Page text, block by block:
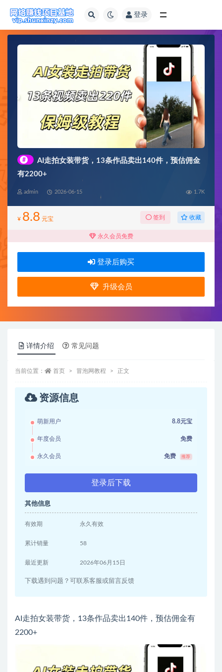
登录
#
AI走拍女装带货，13条作品卖出140件，预估佣金
有2200+
admin 2026-06-15 1.7K
¥ 8.8 元宝 签到 收藏
永久会员免费
登录后购买
升级会员
详情介绍 常见问题
当前位置： 首页 冒泡网教程 正文
资源信息
萌新用户 8.8元宝
年度会员 免费
永久会员 免费 推荐
登录后下载
其他信息
有效期 永久有效
累计销量 58
最近更新 2026年06月15日
下载遇到问题？可联系客服或留言反馈
AI走拍女装带货，13条作品卖出140件，预估佣金有
2200+